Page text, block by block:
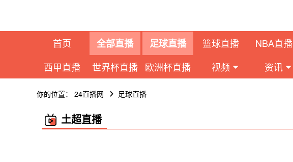
首页 全部直播 足球直播 篮球直播 NBA直播
西甲直播
世界杯直播 欧洲杯直播 视频 资讯
你的位置： 24直播网 足球直播
土超直播